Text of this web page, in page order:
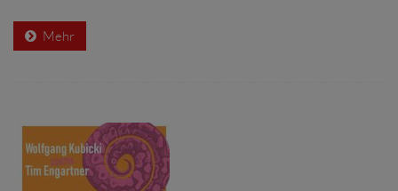
Mehr